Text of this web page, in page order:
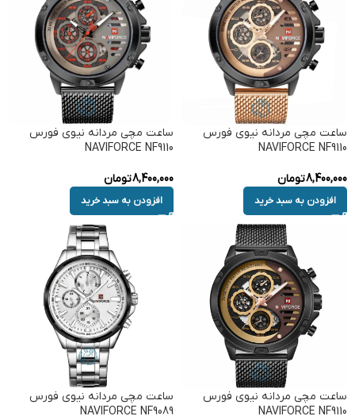
ساعت مچی مردانه نیوی فورس
NAVIFORCE NF9110
8,400,000تومان
افزودن به سبد خرید
ساعت مچی مردانه نیوی فورس
NAVIFORCE NF9110
8,400,000تومان
افزودن به سبد خرید
ساعت مچی مردانه نیوی فورس
NAVIFORCE NF9110
ساعت مچی مردانه نیوی فورس
NAVIFORCE NF9089